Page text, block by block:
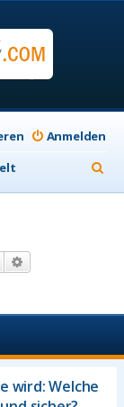
Anmelden
u
Suche
wird: Welche